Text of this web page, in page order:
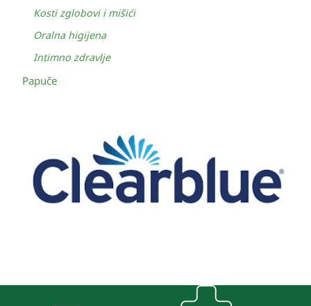
Kosti zglobovi i mišići
Oralna higijena
Intimno zdravlje
Papuče